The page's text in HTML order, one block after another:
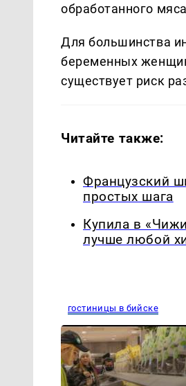
обработанного
Для большинства
беременных
существует риск
Читайте также:
Французский
простых шага
Купила в
лучше любой
гостиницы в бийске